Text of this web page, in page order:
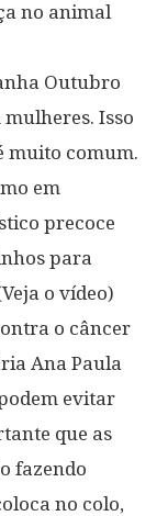
no animal
Outubro
Isso
muito comum.
em
precoce
para
o vídeo)
o câncer
Ana Paula
evitar
que as
fazendo
no colo,